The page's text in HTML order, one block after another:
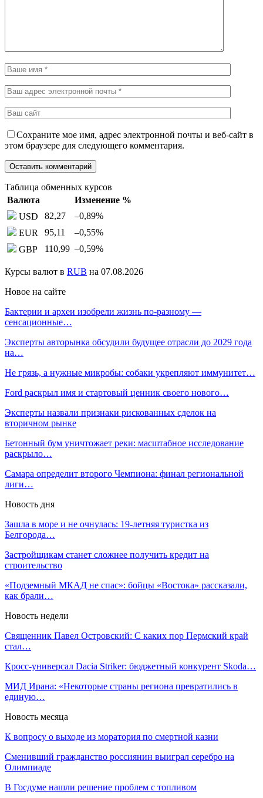
Сохраните мое имя, адрес электронной почты и веб-сайт в
этом браузере для следующего комментария.
Таблица обменных курсов
Валюта
Изменение %
USD
82,27 –0,89%
EUR
95,11 –0,55%
GBP
110,99 –0,59%
Курсы валют в RUB на 07.08.2026
Новое на сайте
Бактерии и археи изобрели жизнь по-разному —
сенсационные…
Эксперты авторынка обсудили будущее отрасли до 2029 года
на…
Не грязь, а нужные микробы: собаки укрепляют иммунитет…
Ford раскрыл имя и стартовый ценник своего нового…
Эксперты назвали признаки рискованных сделок на
вторичном рынке
Бетонный бум уничтожает реки: масштабное исследование
раскрыло…
Самара определит второго Чемпиона: финал региональной
лиги…
Новость дня
Зашла в море и не очнулась: 19-летняя туристка из
Белгорода…
Застройщикам станет сложнее получить кредит на
строительство
«Подземный МКАД не спас»: бойцы «Востока» рассказали,
как брали…
Новость недели
Священник Павел Островский: С каких пор Пермский край
стал…
Кросс-универсал Dacia Striker: бюджетный конкурент Skoda…
МИД Ирана: «Некоторые страны региона превратились в
единую…
Новость месяца
К вопросу о выходе из моратория по смертной казни
Сменивший гражданство россиянин выиграл серебро на
Олимпиаде
В Госдуме нашли решение проблем с топливом